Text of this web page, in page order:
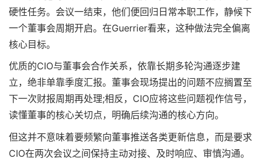
硬性任务。会议一结束，他们便回归日常本职工作，静候下
一个董事会周期开启。在Guerrier看来，这种做法完全偏离
核心目标。
优质的CIO与董事会合作关系，依靠长期多轮沟通逐步建
立，绝非单靠季度汇报。董事会现场提出的问题不应搁置至
下一次财报周期再处理;相反，CIO应将这些问题视作信号，
读懂董事的核心关切点，明确后续沟通的核心方向。
但这并不意味着要频繁向董事推送各类更新信息，而是要求
CIO在两次会议之间保持主动对接、及时响应、审慎沟通。